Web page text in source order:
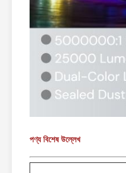
পণ্য বিশেষ উল্লেখ